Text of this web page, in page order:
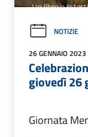
NOTIZIE
26 GENNAIO 2023
giovedì 26
Giornata